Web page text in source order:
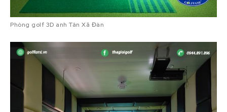
Phòng golf 3D anh Tân Xã Đàn